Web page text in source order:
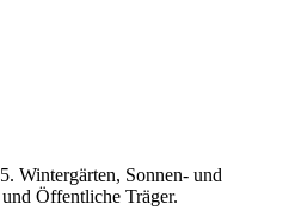
Wintergärten, Sonnen- und
Öffentliche Träger.